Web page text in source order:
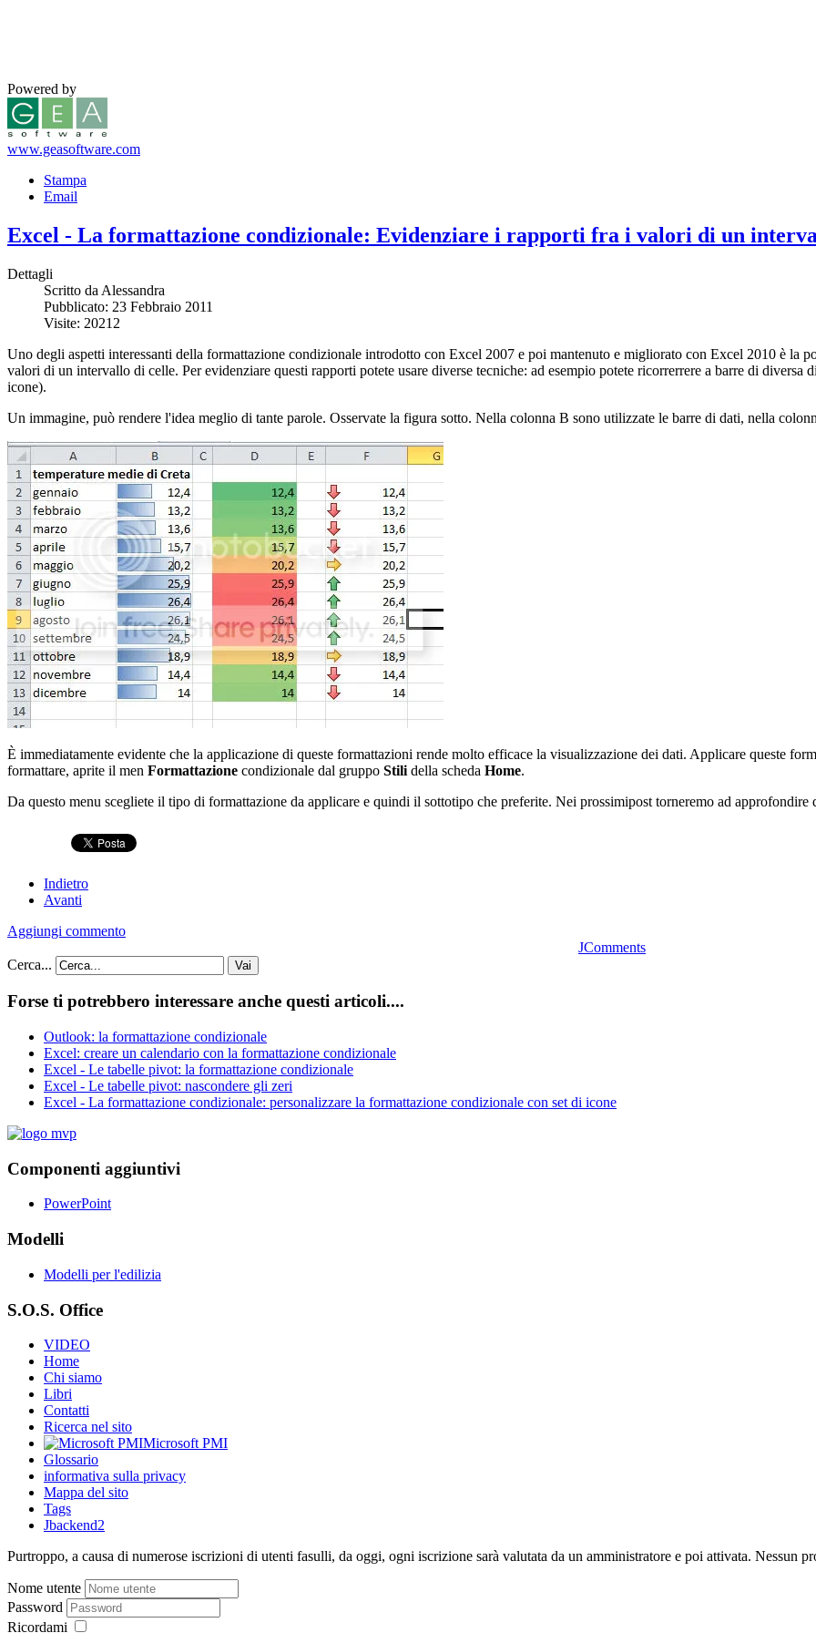
Powered by
www.geasoftware.com
Stampa
Email
Excel - La formattazione condizionale: Evidenziare i rapporti fra i valori di un
Dettagli
Scritto da Alessandra
Pubblicato: 23 Febbraio 2011
Visite: 20212
Uno degli aspetti interessanti della formattazione condizionale introdotto con Excel 2007 e poi mantenuto e migliorato con Excel 2010 è la
valori di un intervallo di celle. Per evidenziare questi rapporti potete usare diverse tecniche: ad esempio potete ricorrerrere a barre di
icone).
Un immagine, può rendere l'idea meglio di tante parole. Osservate la figura sotto. Nella colonna B sono utilizzate le barre di dati, nella
È immediatamente evidente che la applicazione di queste formattazioni rende molto efficace la visualizzazione dei dati. Applicare queste
formattare, aprite il men Formattazione condizionale dal gruppo Stili della scheda Home.
Da questo menu scegliete il tipo di formattazione da applicare e quindi il sottotipo che preferite. Nei prossimipost torneremo ad approfondire
Indietro
Avanti
Aggiungi commento
JComments
Cerca...
Vai
Forse ti potrebbero interessare anche questi articoli....
Outlook: la formattazione condizionale
Excel: creare un calendario con la formattazione condizionale
Excel - Le tabelle pivot: la formattazione condizionale
Excel - Le tabelle pivot: nascondere gli zeri
Excel - La formattazione condizionale: personalizzare la formattazione condizionale con set di icone
Componenti aggiuntivi
PowerPoint
Modelli
Modelli per l'edilizia
S.O.S. Office
VIDEO
Home
Chi siamo
Libri
Contatti
Ricerca nel sito
Microsoft PMI
Glossario
informativa sulla privacy
Mappa del sito
Tags
Jbackend2
Purtroppo, a causa di numerose iscrizioni di utenti fasulli, da oggi, ogni iscrizione sarà valutata da un amministratore e poi attivata. Nessun
Nome utente
Password
Ricordami